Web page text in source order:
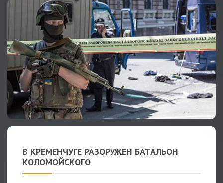
В КРЕМЕНЧУГЕ РАЗОРУЖЕН БАТАЛЬОН
КОЛОМОЙСКОГО